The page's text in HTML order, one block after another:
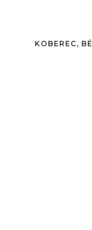
KOBEREC,